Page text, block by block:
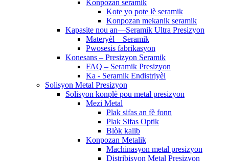
Konpozan seramik
Kote yo pote lè seramik
Konpozan mekanik seramik
Kapasite nou an—Seramik Ultra Presizyon
Materyèl – Seramik
Pwosesis fabrikasyon
Konesans – Presizyon Seramik
FAQ – Seramik Presizyon
Ka - Seramik Endistriyèl
Solisyon Metal Presizyon
Solisyon konplè pou metal presizyon
Mezi Metal
Plak sifas an fè fonn
Plak Sifas Optik
Blòk kalib
Konpozan Metalik
Machinasyon metal presizyon
Distribisyon Metal Presizyon